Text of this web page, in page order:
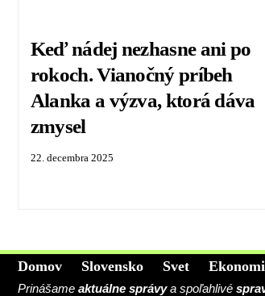
Keď nádej nezhasne ani po
rokoch. Vianočný príbeh
Alanka a výzva, ktorá dáva
zmysel
22. decembra 2025
Domov Slovensko Svet
Prinášame aktuálne správya spoľahlivé